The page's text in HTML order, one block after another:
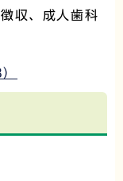
収、成人歯科